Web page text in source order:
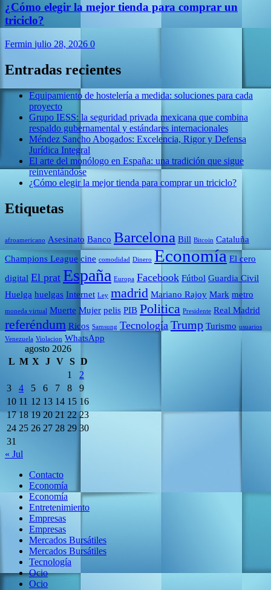
¿Cómo elegir la mejor tienda para comprar un
triciclo?
Fermin julio 28, 2026 0
Entradas recientes
Equipamiento de hostelería a medida: soluciones para cada
proyecto
Grupo IESS: la seguridad privada mexicana que combina
respaldo gubernamental y estándares internacionales
Méndez Sancho Abogados: Excelencia, Rigor y Defensa
Jurídica Integral
El arte del monólogo en España: una tradición que sigue
reinventándose
¿Cómo elegir la mejor tienda para comprar un triciclo?
Etiquetas
afroamericano Asesinato Banco Barcelona Bill Bitcoin Cataluña
Champions League cine comodidad Dinero Economía El cero
digital El prat España Europa Facebook Fútbol Guardia Civil
Huelga huelgas Internet Ley madrid Mariano Rajoy Mark metro
moneda virtual Muerte Mujer pelis PIB Politica Presidente Real Madrid
referéndum Ricos Samsung Tecnología Trump Turismo usuarios
Venezuela Violacion WhatsApp
agosto 2026
L M X J V S D
1
2
3
4 5 6 7 8
9
10 11 12 13 14 15 16
17 18 19 20 21 22 23
24 25 26 27 28 29 30
31
« Jul
Contacto
Economía
Economía
Entretenimiento
Empresas
Empresas
Mercados Bursátiles
Mercados Bursátiles
Tecnología
Ocio
Ocio